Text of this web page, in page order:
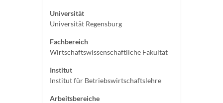
Universität
Universität Regensburg
Fachbereich
Wirtschaftswissenschaftliche Fakultät
Institut
Institut für Betriebswirtschaftslehre
Arbeitsbereiche